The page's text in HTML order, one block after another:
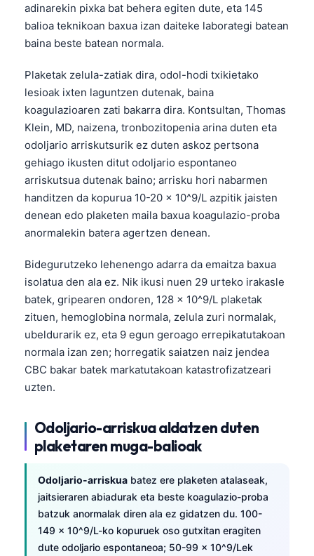
adinarekin pixka bat behera egiten dute, eta 145
balioa teknikoan baxua izan daiteke laborategi batean
baina beste batean normala.
Plaketak zelula-zatiak dira, odol-hodi txikietako
lesioak ixten laguntzen dutenak, baina
koagulazioaren zati bakarra dira. Kontsultan, Thomas
Klein, MD, naizena, tronbozitopenia arina duten eta
odoljario arriskutsurik ez duten askoz pertsona
gehiago ikusten ditut odoljario espontaneo
arriskutsua dutenak baino; arrisku hori nabarmen
handitzen da kopurua 10-20 × 10^9/L azpitik jaisten
denean edo plaketen maila baxua koagulazio-proba
anormalekin batera agertzen denean.
Bidegurutzeko lehenengo adarra da emaitza baxua
isolatua den ala ez. Nik ikusi nuen 29 urteko irakasle
batek, gripearen ondoren, 128 × 10^9/L plaketak
zituen, hemoglobina normala, zelula zuri normalak,
ubeldurarik ez, eta 9 egun geroago errepikatutakoan
normala izan zen; horregatik saiatzen naiz jendea
CBC bakar batek markatutakoan katastrofizatzeari
uzten.
Odoljario-arriskua aldatzen duten
plaketaren muga-balioak
Odoljario-arriskua batez ere plaketen atalaseak,
jaitsieraren abiadurak eta beste koagulazio-proba
batzuk anormalak diren ala ez gidatzen du. 100-
149 × 10^9/L-ko kopuruek oso gutxitan eragiten
dute odoljario espontaneoa; 50-99 × 10^9/Lek